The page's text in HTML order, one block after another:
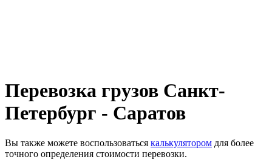
Перевозка грузов Санкт-
Петербург - Саратов
Вы также можете воспользоваться калькулятором для более
точного определения стоимости перевозки.